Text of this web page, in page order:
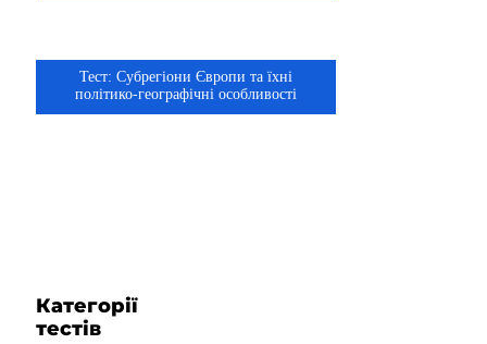
Тест: Субрегіони Європи та їхні
політико-географічні особливості
Категорії
тестів